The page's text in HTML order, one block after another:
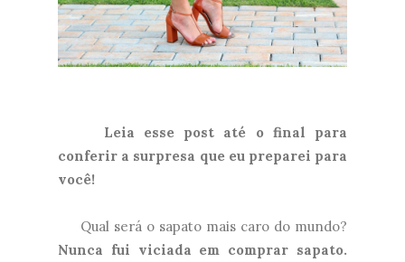
Leia esse post até o final para
conferir a surpresa que eu preparei para
você!
Qual será o sapato mais caro do mundo?
Nunca fui viciada em comprar sapato.